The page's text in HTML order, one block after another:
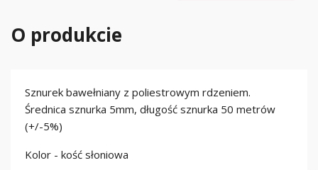
O produkcie
Sznurek bawełniany z poliestrowym rdzeniem.
Średnica sznurka 5mm, długość sznurka 50 metrów
(+/-5%)
Kolor - kość słoniowa